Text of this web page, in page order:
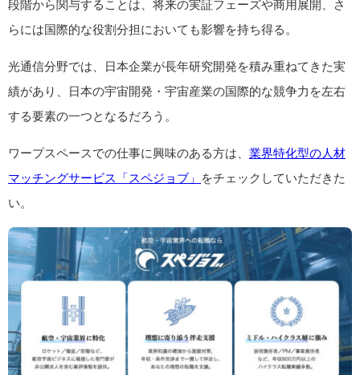
段階から関与することは、将来の実証フェーズや商用展開、さ
らには国際的な役割分担においても影響を持ち得る。
光通信分野では、日本企業が長年研究開発を積み重ねてきた実
績があり、日本の宇宙開発・宇宙産業の国際的な競争力を左右
する要素の一つとなるだろう。
ワープスペースでの仕事に興味のある方は、 業界特化型の人材
マッチングサービス「スペジョブ」 をチェックしていただきた
い。